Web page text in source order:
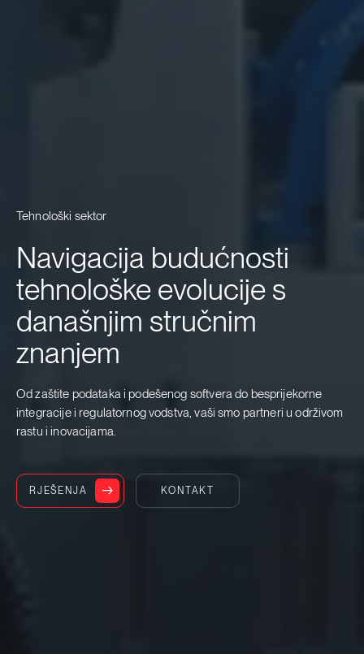
Tehnološki sektor
Navigacija budućnosti
tehnološke evolucije s
današnjim stručnim
znanjem
Od zaštite podataka i podešenog softvera do besprijekorne
integracije i regulatornog vodstva, vaši smo partneri u održivom
rastu i inovacijama.
RJEŠENJA KONTAKT